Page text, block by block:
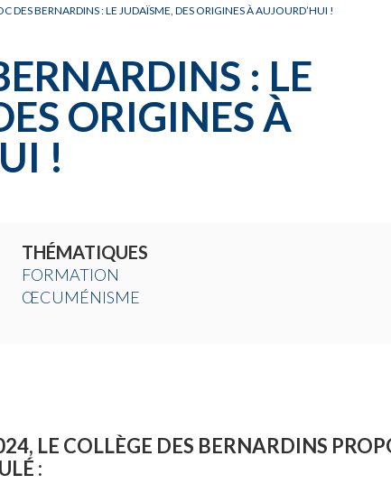
DES BERNARDINS : LE JUDAÏSME, DES ORIGINES À AUJOURD’HUI !
: LE
ORIGINES À
!
THÉMATIQUES
FORMATION
ŒCUMÉNISME
LE COLLÈGE DES BERNARDINS
: